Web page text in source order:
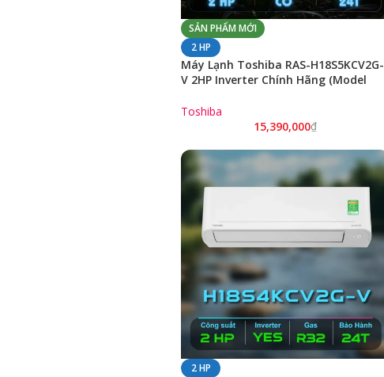
SẢN PHẨM MỚI
2 HP
Máy Lạnh Toshiba RAS-H18S5KCV2G-
V 2HP Inverter Chính Hãng (Model
Toshiba
15,390,000₫
2 HP